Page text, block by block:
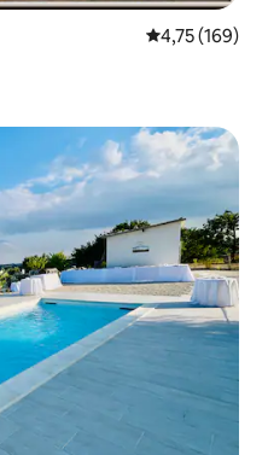
5 üzerinden
4,75 (169)